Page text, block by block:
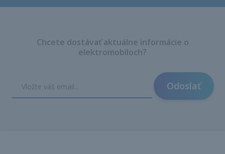
Chcete dostávať aktuálne informácie o
elektromobiloch?
Odoslať